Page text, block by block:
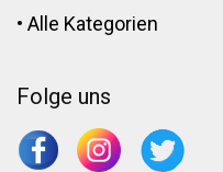
• Alle Kategorien
Folge uns